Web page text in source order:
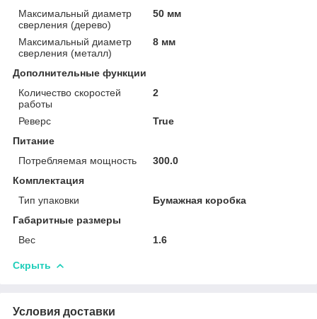
Максимальный диаметр
сверления (дерево)
50 мм
Максимальный диаметр
сверления (металл)
8 мм
Дополнительные функции
Количество скоростей
работы
2
Реверс
True
Питание
Потребляемая мощность
300.0
Комплектация
Тип упаковки
Бумажная коробка
Габаритные размеры
Вес
1.6
Скрыть
Условия доставки